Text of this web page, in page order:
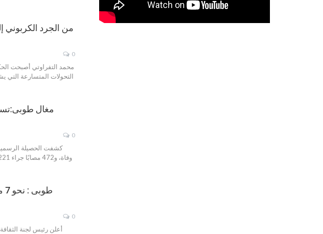
من الجرد الكربوني
0
محمد التفراوتي أصبحت
التحولات المتسارعة التي
0
وفاة، و472 مصابًا جراء 221 حادثًا مروريا.
0
أعلن رئيس لجنة